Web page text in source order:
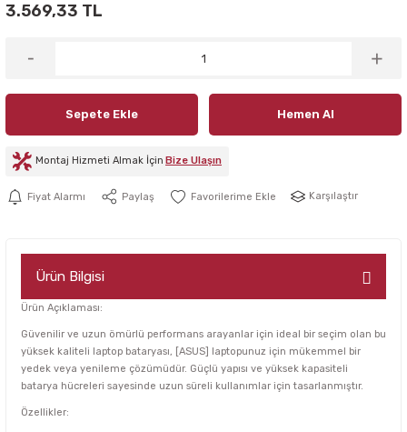
3.569,33 TL
Sepete Ekle Hemen Al
Montaj Hizmeti Almak İçin Bize Ulaşın
Fiyat Alarmı Paylaş Karşılaştır
Ürün Bilgisi
Ürün Açıklaması:
Güvenilir ve uzun ömürlü performans arayanlar için ideal bir seçim olan bu
yüksek kaliteli laptop bataryası, [ASUS] laptopunuz için mükemmel bir
yedek veya yenileme çözümüdür. Güçlü yapısı ve yüksek kapasiteli
batarya hücreleri sayesinde uzun süreli kullanımlar için tasarlanmıştır.
Özellikler: